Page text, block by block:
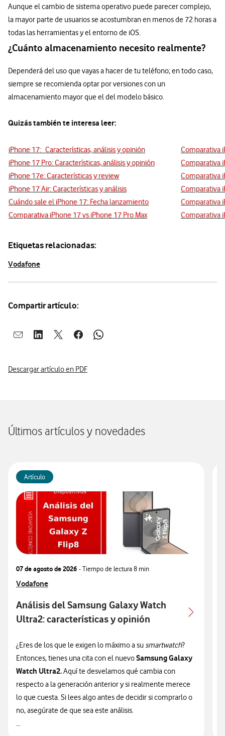
Aunque el cambio de sistema operativo puede parecer complejo,
la mayor parte de usuarios se acostumbran en menos de 72 horas a
todas las herramientas y el entorno de iOS.
¿Cuánto almacenamiento necesito realmente?
Dependerá del uso que vayas a hacer de tu teléfono; en todo caso,
siempre se recomienda optar por versiones con un
almacenamiento mayor que el del modelo básico.
Quizás también te interesa leer:
iPhone 17: Características, análisis y opinión
iPhone 17 Pro: Características, análisis y opinión
iPhone 17e: Características y review
iPhone 17 Air: Características y análisis
Cuándo sale el iPhone 17: Fecha lanzamiento
Comparativa iPhone 17 vs iPhone 17 Pro Max
Comparativa
Comparativa
Comparativa
Comparativa
Comparativa
Comparativa
Etiquetas relacionadas:
Vodafone
Compartir artículo:
Abrir ventana para compartir en mail
Abrir ventana para compartir en linkedin
Abrir ventana para compartir en twitter
Abrir ventana para compartir en facebook
Abrir ventana para compartir en
Descargar artículo en PDF
Últimos artículos y novedades
Artículo
07 de agosto de 2026 - Tiempo de lectura8 min
Ver más articulos relacionados con
Vodafone
Análisis del Samsung Galaxy Watch
Ultra2: características y opinión
¿Eres de los que le exigen lo máximo a su smartwatch?
Entonces, tienes una cita con el nuevoSamsung Galaxy
Watch Ultra2.Aquí te desvelamos qué cambia con
respecto a la generación anterior y si realmente merece
lo que cuesta. Si lees algo antes de decidir si comprarlo o
no, asegúrate de que sea este análisis.